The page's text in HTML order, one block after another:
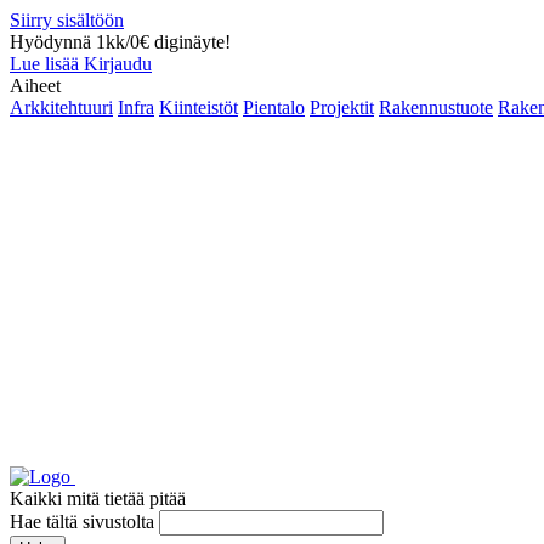
Siirry sisältöön
Hyödynnä 1kk/0€ diginäyte!
Lue lisää Kirjaudu
Aiheet
Arkkitehtuuri Infra Kiinteistöt Pientalo Projektit Rakennustuote
Kaikki mitä tietää pitää
Hae tältä sivustolta